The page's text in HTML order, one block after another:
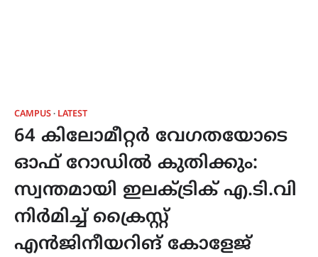
CAMPUS LATEST
64 കിലോമീറ്റർ വേഗതയോടെ
ഓഫ് റോഡിൽ കുതിക്കും:
സ്വന്തമായി ഇലക്ട്രിക് എ.ടി.വി
നിർമിച്ച് ക്രൈസ്റ്റ്
എൻജിനീയറിങ് കോളേജ്